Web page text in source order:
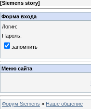
[Siemens story]
Форма входа
Логин:
Пароль:
запомнить
Меню сайта
Форум Siemens » Наше обшение